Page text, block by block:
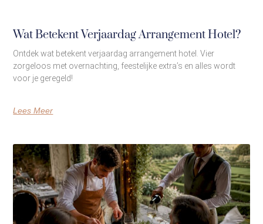
Wat Betekent Verjaardag Arrangement Hotel?
Ontdek wat betekent verjaardag arrangement hotel. Vier
zorgeloos met overnachting, feestelijke extra’s en alles wordt
voor je geregeld!
Lees Meer